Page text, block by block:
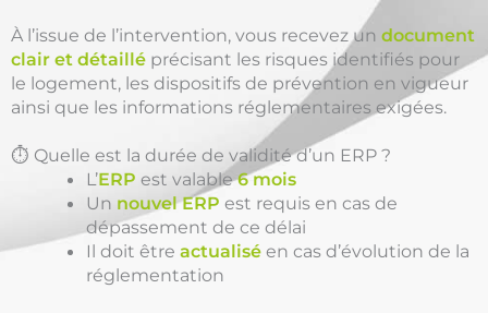
À l’issue de l’intervention, vous recevez un document
clair et détaillé précisant les risques identifiés pour
le logement, les dispositifs de prévention en vigueur
ainsi que les informations réglementaires exigées.
⏱️ Quelle est la durée de validité d’un ERP ?
L’ERP est valable6 mois
Un nouvel ERP est requis en cas de
dépassement de ce délai
Il doit êtreactualisé en cas d’évolution de la
réglementation